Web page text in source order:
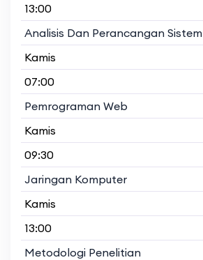
13:00
Analisis Dan Perancangan Sistem
Kamis
07:00
Pemrograman Web
Kamis
09:30
Jaringan Komputer
Kamis
13:00
Metodologi Penelitian